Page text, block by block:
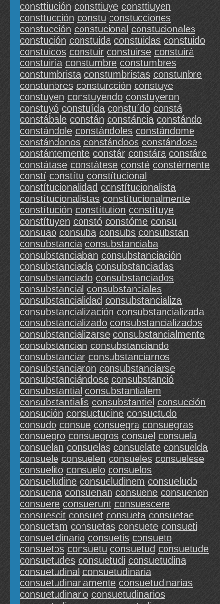
consttiución consttiuye consttiuyen
consttucción constu constucciones
constucción constucional constucionales
constución constuida constuidas constuido
constuidos constuir constuirse constuirá
constuiría constumbre constumbres
constumbrista constumbristas constunbre
constunbres consturcción constuye
constuyen constuyendo constuyeron
constuyó constuída constuído constá
constábale constán constáncia constándo
constándole constándoles constándome
constándonos constándoos constándose
constántemente constár constára constáre
constátase constátese consté constérnente
constí constítu constítucional
constítucionalidad constítucionalista
constítucionalistas constítucionalmente
constítución constítution constítuye
constítuyen constó constóme consu
consuao consuba consubs consubstan
consubstancia consubstanciaba
consubstanciaban consubstanciación
consubstanciada consubstanciadas
consubstanciado consubstanciados
consubstancial consubstanciales
consubstancialidad consubstancializa
consubstancialización consubstancializada
consubstancializado consubstancializados
consubstancializarse consubstancialmente
consubstancian consubstanciando
consubstanciar consubstanciarnos
consubstanciaron consubstanciarse
consubstanciándose consubstanció
consubstantial consubstantialem
consubstantialis consubstantiel consucción
consución consuctudine consuctudo
consudo consue consuegra consuegras
consuegro consuegros consuel consuela
consuelan consuelas consuelate consuelda
consuele consuelen consueles consuelese
consuelito consuelo consuelos
consueludine consueludinem consueludo
consuena consuenan consuene consuenen
consuere consuerunt consuescere
consuescit consuet consueta consuetae
consuetam consuetas consuete consueti
consuetidinario consuetis consueto
consuetos consuetu consuetud consuetude
consuetudes consuetudi consuetudina
consuetudinal consuetudinaria
consuetudinariamente consuetudinarias
consuetudinario consuetudinarios